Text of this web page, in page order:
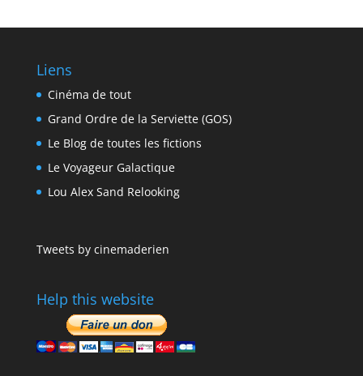
Liens
Cinéma de tout
Grand Ordre de la Serviette (GOS)
Le Blog de toutes les fictions
Le Voyageur Galactique
Lou Alex Sand Relooking
Tweets by cinemaderien
Help this website